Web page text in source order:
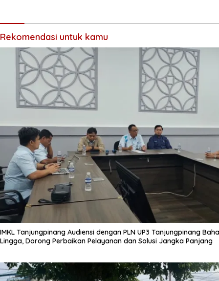
Rekomendasi untuk kamu
IMKL Tanjungpinang Audiensi dengan PLN UP3 Tanjungpinang
Lingga, Dorong Perbaikan Pelayanan dan Solusi Jangka Panjang